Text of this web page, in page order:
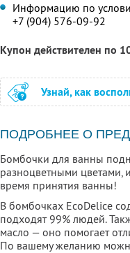
Информацию по
+7 (904) 576-09-92
Купон действителен по
Узнай, как
ПОДРОБНЕЕ О
Бомбочки для ванны
разноцветными цветами,
время принятия ванны!
В бомбочках ЕcoDelice
подходят 99% людей.
масло — оно помогает
По вашему желанию